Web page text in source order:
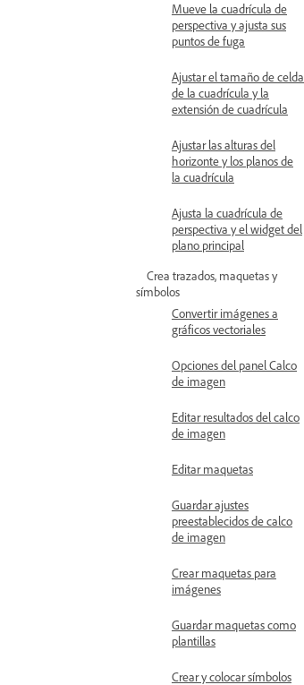
Mueve la cuadrícula de
perspectiva y ajusta sus
puntos de fuga
Ajustar el tamaño de celda
de la cuadrícula y la
extensión de cuadrícula
Ajustar las alturas del
horizonte y los planos de
la cuadrícula
Ajusta la cuadrícula de
perspectiva y el widget del
plano principal
Crea trazados, maquetas y
símbolos
Convertir imágenes a
gráficos vectoriales
Opciones del panel Calco
de imagen
Editar resultados del calco
de imagen
Editar maquetas
Guardar ajustes
preestablecidos de calco
de imagen
Crear maquetas para
imágenes
Guardar maquetas como
plantillas
Crear y colocar símbolos